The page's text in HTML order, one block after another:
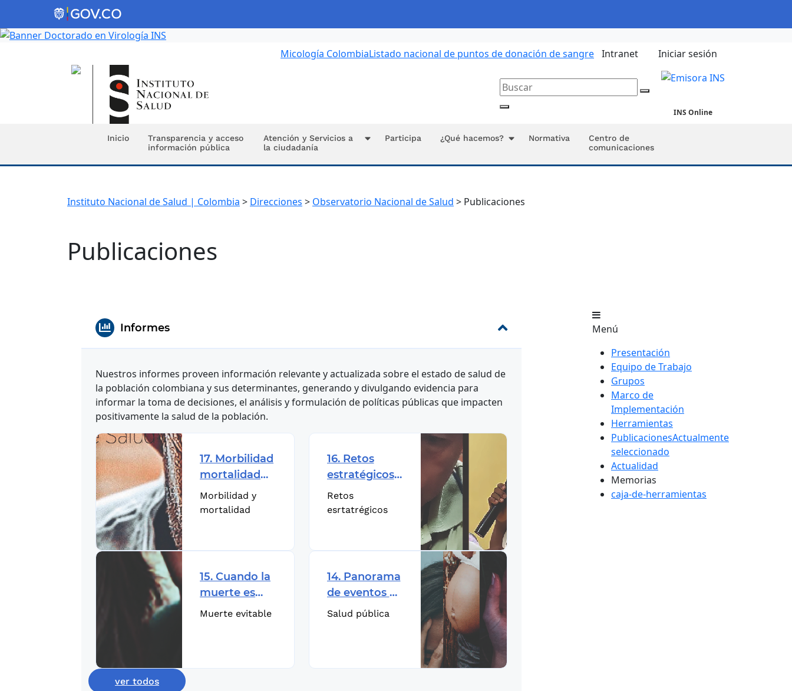
Micología ColombiaListado nacional de puntos de donación de sangre Intranet Iniciar sesión
INS Online
Inicio
Transparencia y acceso
información pública
Atención y Servicios a
la ciudadanía
Participa ¿Qué hacemos? Normativa
Centro de
comunicaciones
Instituto Nacional de Salud | Colombia > Direcciones > Observatorio Nacional de Salud > Publicaciones
Publicaciones
Informes
Nuestros informes proveen información relevante y actualizada sobre el estado de salud de
la población colombiana y sus determinantes, generando y divulgando evidencia para
informar la toma de decisiones, el análisis y formulación de políticas públicas que impacten
positivamente la salud de la población.
17. Morbilidad
mortalidad
en Colombia
Morbilidad y
mortalidad
16. Retos
estratégicos
en salud
pública, una
Retos
esrtatrégicos
15. Cuando la
muerte es
evitable
Muerte evitable
14. Panorama
de eventos en
salud pública
Salud pública
ver todos
Menú
Presentación
Equipo de Trabajo
Grupos
Marco de
Implementación
Herramientas
PublicacionesActualmente
seleccionado
Actualidad
Memorias
caja-de-herramientas